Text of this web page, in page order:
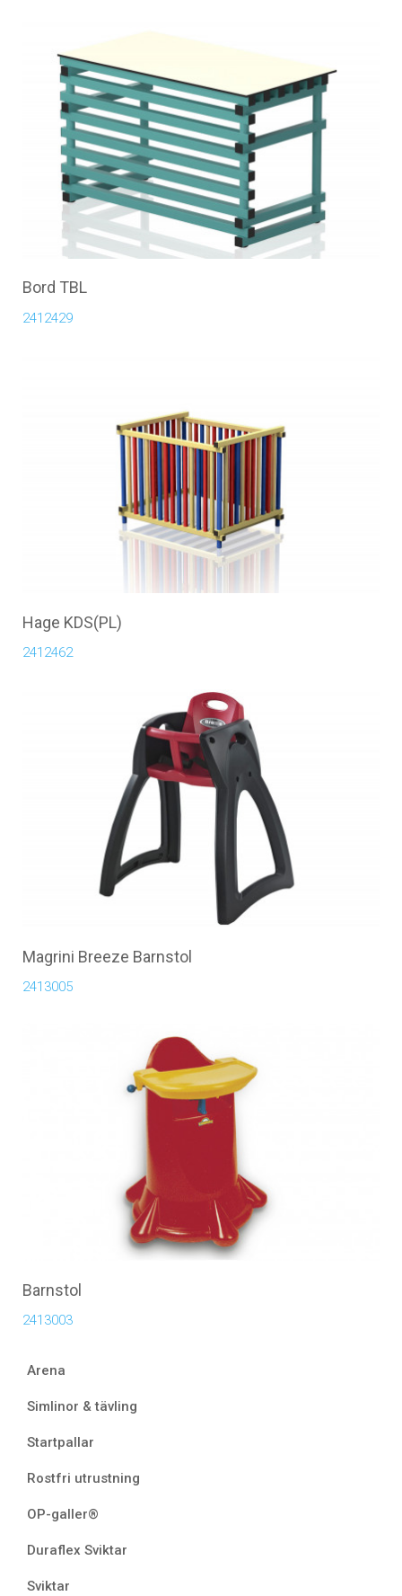
Bord TBL
2412429
Hage KDS(PL)
2412462
Magrini Breeze Barnstol
2413005
Barnstol
2413003
Arena
Simlinor & tävling
Startpallar
Rostfri utrustning
OP-galler®
Duraflex Sviktar
Sviktar